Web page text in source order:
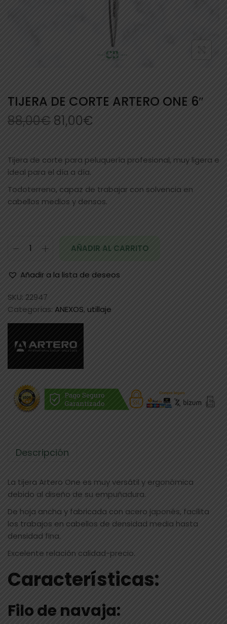
TIJERA DE CORTE ARTERO ONE 6″
88,00€ 81,00€
Tijera de corte para peluquería profesional, muy ligera e
ideal para el día a día.
Todoterreno, capaz de trabajar con solvencia en
cabellos medios y densos.
AÑADIR AL CARRITO
Añadir a la lista de deseos
SKU: 22947
Categorías: ANEXOS, utillaje
Descripción
La tijera Artero One es muy versátil y ergonómica
debido al diseño de su empuñadura.
De hoja ancha y fabricada con acero japonés, facilita
los trabajos en cabellos de densidad media hasta
densidad fina.
Excelente relación calidad-precio.
Características:
Filo de navaja: